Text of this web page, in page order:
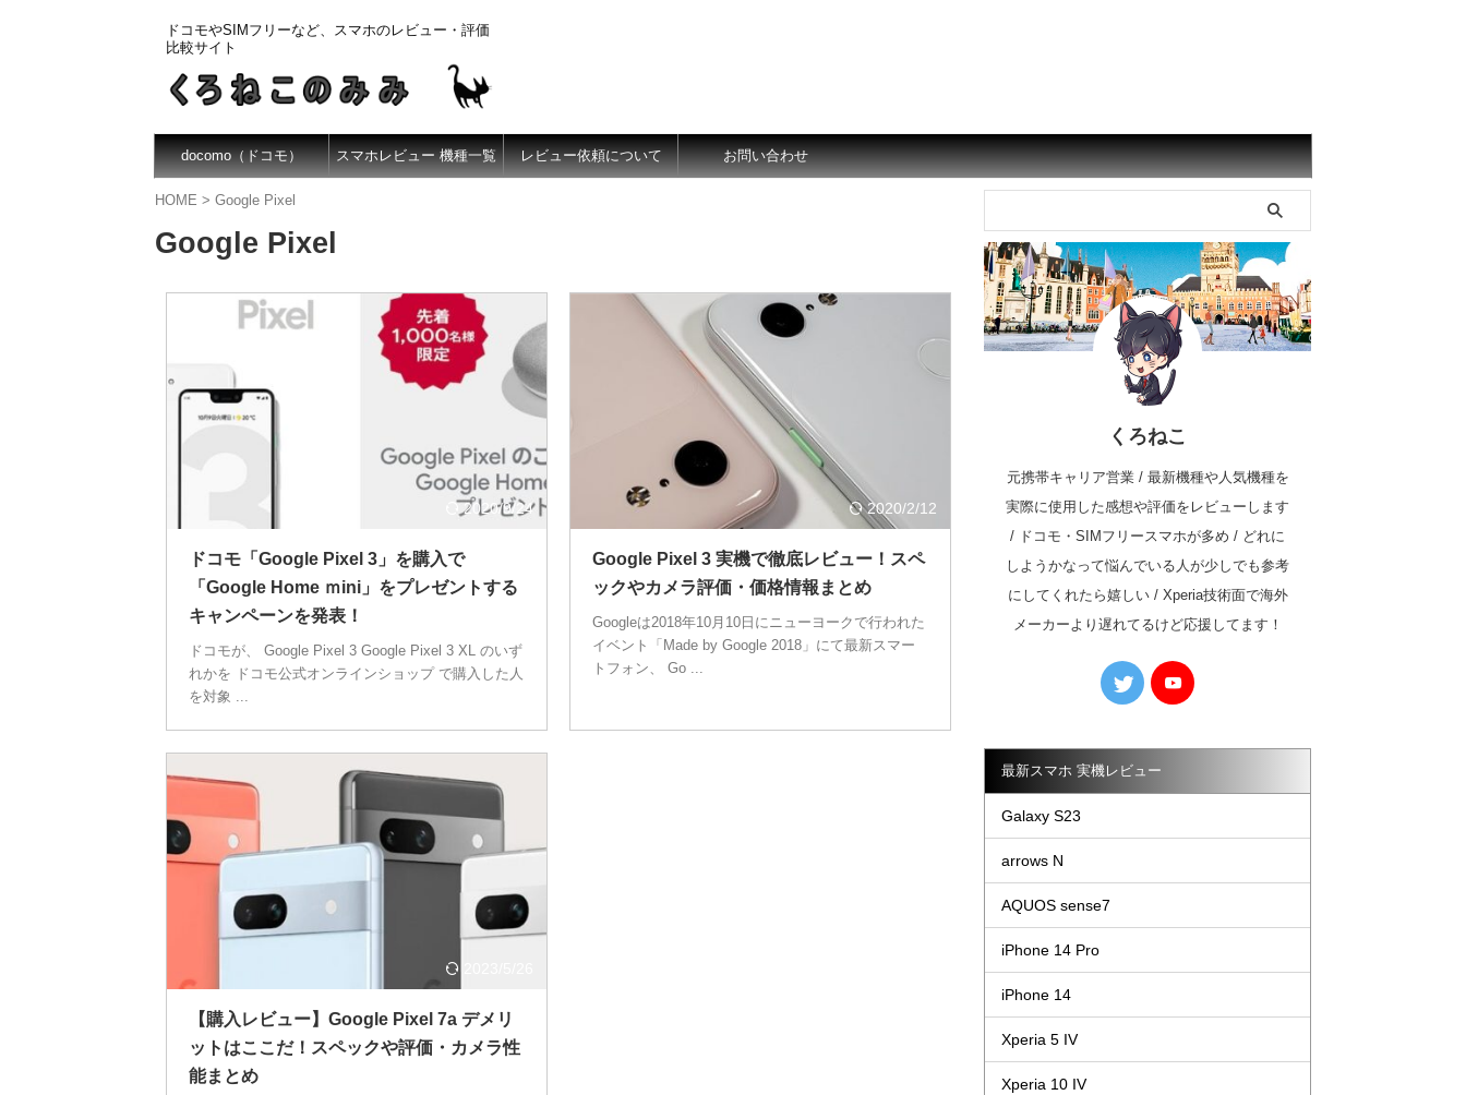
ドコモやSIMフリーなど、スマホのレビュー・評価
比較サイト
docomo（ドコモ） スマホレビュー 機種一覧 レビュー依頼について お問い合わせ
HOME > Google Pixel
Google Pixel
2020/9/24
ドコモ「Google Pixel 3」を購入で
「Google Home ｍini」をプレゼントする
キャンペーンを発表！
ドコモが、 Google Pixel 3 Google Pixel 3 XL のいず
れかを ドコモ公式オンラインショップ で購入した人
を対象 ...
2020/2/12
Google Pixel 3 実機で徹底レビュー！スペ
ックやカメラ評価・価格情報まとめ
Googleは2018年10月10日にニューヨークで行われた
イベント「Made by Google 2018」にて最新スマー
トフォン、 Go ...
【購入レビュー】Google Pixel 7a デメリ
ットはここだ！スペックや評価・カメラ性
能まとめ
くろねこ
元携帯キャリア営業 / 最新機種や人気機種を
実際に使用した感想や評価をレビューします
/ ドコモ・SIMフリースマホが多め / どれに
しようかなって悩んでいる人が少しでも参考
にしてくれたら嬉しい / Xperia技術面で海外
メーカーより遅れてるけど応援してます！
最新スマホ 実機レビュー
Galaxy S23
arrows N
AQUOS sense7
iPhone 14 Pro
iPhone 14
Xperia 5 IV
Xperia 10 IV